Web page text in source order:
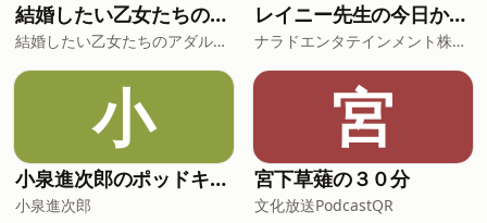
結婚したい乙女たちのアダルトーク
結婚したい乙女たちのアダルトーク
レイニー先生の今日から役立つ英会話
ナラドエンタテインメント株式会社
小
小泉進次郎のポッドキャスト
小泉進次郎
宮
宮下草薙の３０分
文化放送PodcastQR